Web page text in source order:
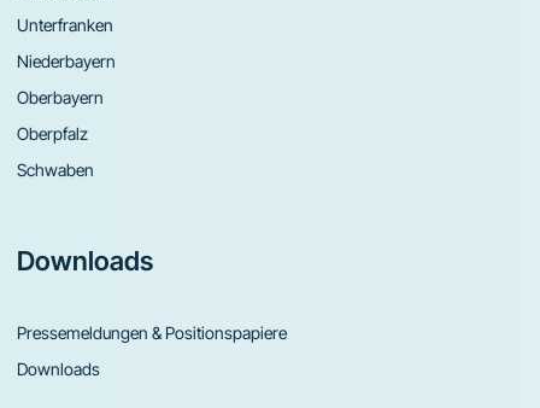
Unterfranken
Niederbayern
Oberbayern
Oberpfalz
Schwaben
Downloads
Pressemeldungen & Positionspapiere
Downloads